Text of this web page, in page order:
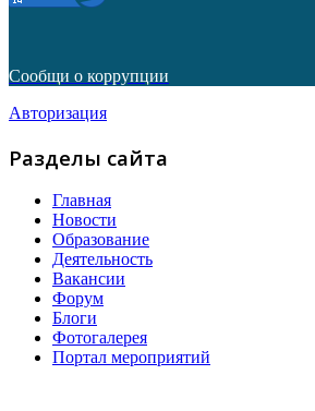
Сообщи о коррупции
Авторизация
Разделы сайта
Главная
Новости
Образование
Деятельность
Вакансии
Форум
Блоги
Фотогалерея
Портал мероприятий